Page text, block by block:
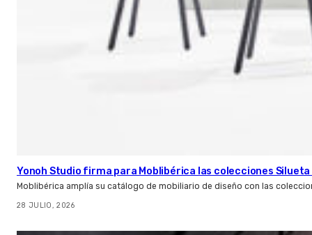
Yonoh Studio firma para Moblibérica las colecciones Silueta
Moblibérica amplía su catálogo de mobiliario de diseño con las
28 JULIO, 2026